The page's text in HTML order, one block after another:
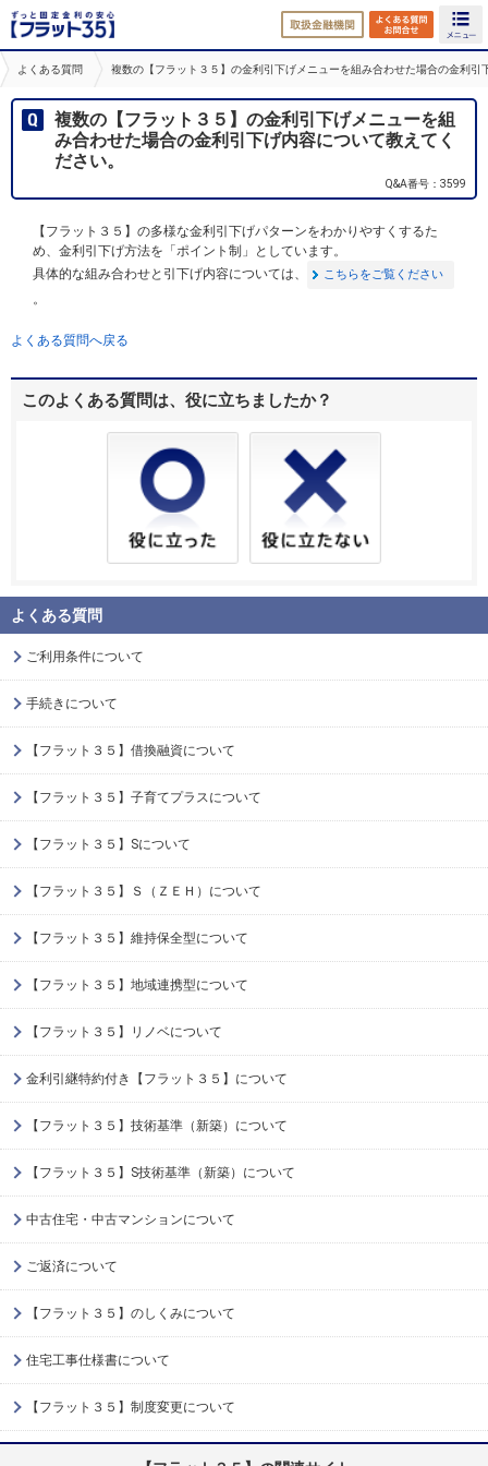
取扱金融機関 よくあ
よくある質問 複数の【フラット３５】の金利引下げメニューを組み合わせた場合の金利引
複数の【フラット３５】の金利引下げメニューを組
み合わせた場合の金利引下げ内容について教えてく
ださい。
Q&A番号：3599
【フラット３５】の多様な金利引下げパターンをわかりやすくするた
め、金利引下げ方法を「ポイント制」としています。
具体的な組み合わせと引下げ内容については、
こちらをご覧ください
。
よくある質問へ戻る
このよくある質問は、役に立ちましたか？
よくある質問
ご利用条件について
手続きについて
【フラット３５】借換融資について
【フラット３５】子育てプラスについて
【フラット３５】Sについて
【フラット３５】Ｓ（ＺＥＨ）について
【フラット３５】維持保全型について
【フラット３５】地域連携型について
【フラット３５】リノベについて
金利引継特約付き【フラット３５】について
【フラット３５】技術基準（新築）について
【フラット３５】S技術基準（新築）について
中古住宅・中古マンションについて
ご返済について
【フラット３５】のしくみについて
住宅工事仕様書について
【フラット３５】制度変更について